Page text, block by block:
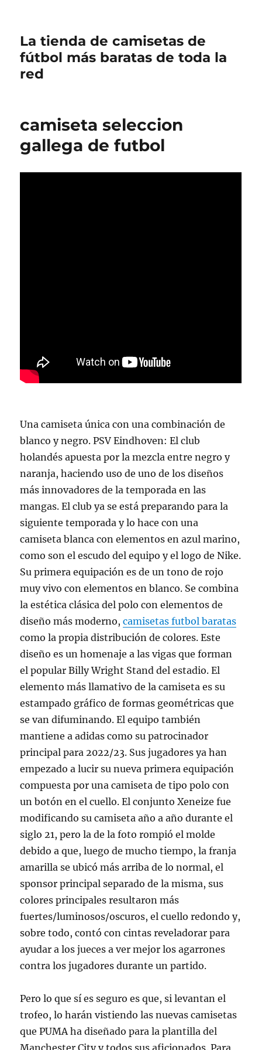
La tienda de camisetas de
fútbol más baratas de toda la
red
camiseta seleccion
gallega de futbol
Una camiseta única con una combinación de
blanco y negro. PSV Eindhoven: El club
holandés apuesta por la mezcla entre negro y
naranja, haciendo uso de uno de los diseños
más innovadores de la temporada en las
mangas. El club ya se está preparando para la
siguiente temporada y lo hace con una
camiseta blanca con elementos en azul marino,
como son el escudo del equipo y el logo de Nike.
Su primera equipación es de un tono de rojo
muy vivo con elementos en blanco. Se combina
la estética clásica del polo con elementos de
diseño más moderno,camisetas futbol baratas
como la propia distribución de colores. Este
diseño es un homenaje a las vigas que forman
el popular Billy Wright Stand del estadio. El
elemento más llamativo de la camiseta es su
estampado gráfico de formas geométricas que
se van difuminando. El equipo también
mantiene a adidas como su patrocinador
principal para 2022/23. Sus jugadores ya han
empezado a lucir su nueva primera equipación
compuesta por una camiseta de tipo polo con
un botón en el cuello. El conjunto Xeneize fue
modificando su camiseta año a año durante el
siglo 21, pero la de la foto rompió el molde
debido a que, luego de mucho tiempo, la franja
amarilla se ubicó más arriba de lo normal, el
sponsor principal separado de la misma, sus
colores principales resultaron más
fuertes/luminosos/oscuros, el cuello redondo y,
sobre todo, contó con cintas reveladorar para
ayudar a los jueces a ver mejor los agarrones
contra los jugadores durante un partido.
Pero lo que sí es seguro es que, si levantan el
trofeo, lo harán vistiendo las nuevas camisetas
que PUMA ha diseñado para la plantilla del
Manchester City y todos sus aficionados. Para